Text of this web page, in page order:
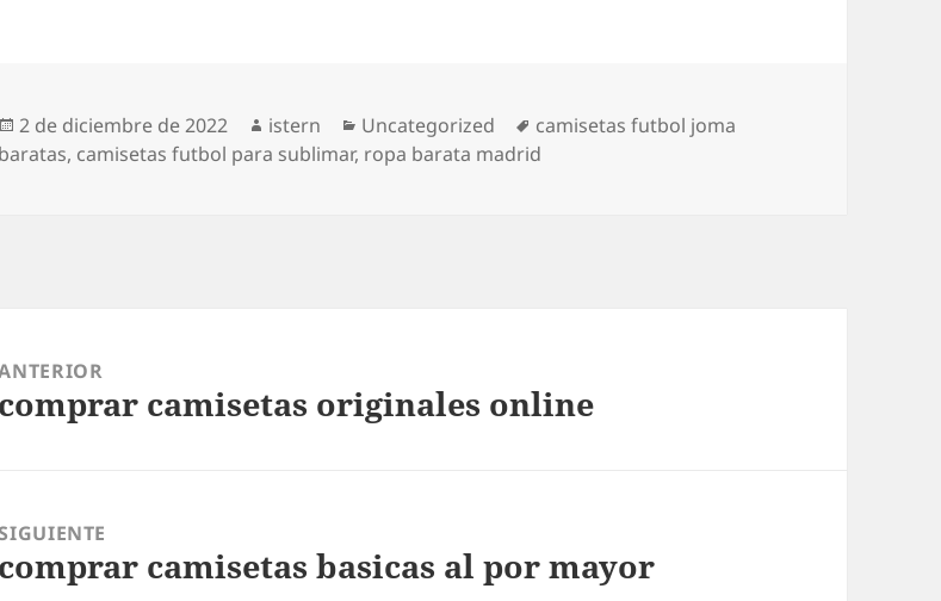
Publicado
el
2 de diciembre de 2022 Autor
istern Categorías
Uncategorized Etiquetas
camisetas futbol joma
baratas, camisetas futbol para sublimar, ropa barata madrid
Entrada
comprar camisetas originales online
Entrada
comprar camisetas basicas al por mayor